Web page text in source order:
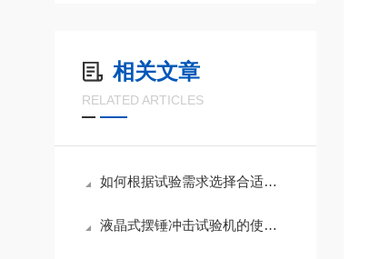
相关文章
RELATED ARTICLES
如何根据试验需求选择合适的金属冲击试验机锤头材质？
液晶式摆锤冲击试验机的使用规范及操作步骤